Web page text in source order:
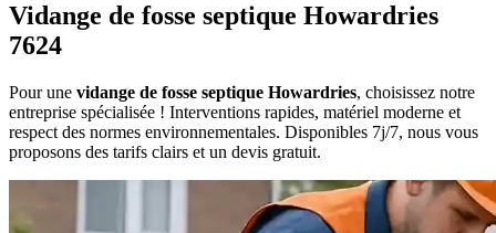
Vidange de fosse septique Howardries
7624
Pour une vidange de fosse septique Howardries, choisissez notre
entreprise spécialisée ! Interventions rapides, matériel moderne et
respect des normes environnementales. Disponibles 7j/7, nous vous
proposons des tarifs clairs et un devis gratuit.